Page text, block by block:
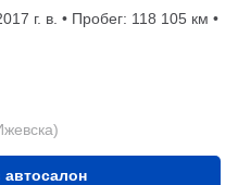
г. в. • Пробег: 118 105 км •
автосалон